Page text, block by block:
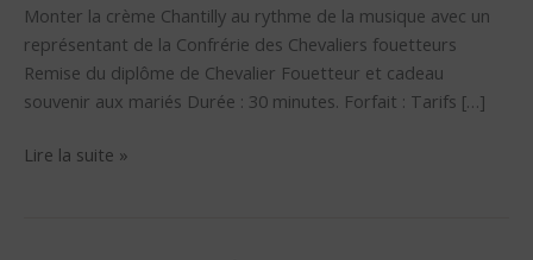
Monter la crème Chantilly au rythme de la musique avec un
représentant de la Confrérie des Chevaliers fouetteurs
Remise du diplôme de Chevalier Fouetteur et cadeau
souvenir aux mariés Durée : 30 minutes. Forfait : Tarifs […]
Lire la suite »